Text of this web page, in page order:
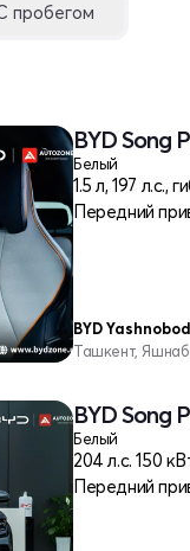
пробегом
BYD Song
Белый
1.5 л, 197 л.с.,
Передний
BYD Yashnobod
Ташкент,
BYD Song
Белый
Передний